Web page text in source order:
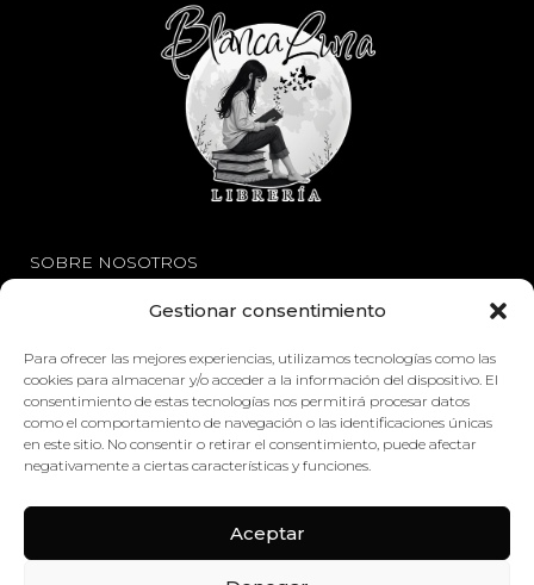
Gestionar consentimiento
Para ofrecer las mejores experiencias, utilizamos tecnologías como las
cookies para almacenar y/o acceder a la información del dispositivo. El
consentimiento de estas tecnologías nos permitirá procesar datos
como el comportamiento de navegación o las identificaciones únicas
en este sitio. No consentir o retirar el consentimiento, puede afectar
negativamente a ciertas características y funciones.
Aceptar
SOBRE NOSOTROS
Política de Privacidad
Política de Cookies
ENLACES
Mi Cuenta